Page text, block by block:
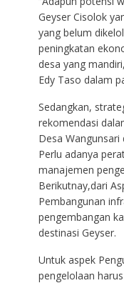
Geyser Cisolok
yang belum
peningkatan
desa yang
Edy Taso dalam
Sedangkan,
rekomendasi
Desa Wangunsari
Perlu adanya
manajemen
Berikutnay,dari
Pembangunan
pengembangan
destinasi Geyser.
Untuk aspek
pengelolaan